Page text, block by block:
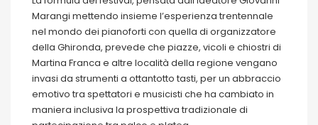
Marangi mettendo insieme l’esperienza trentennale
nel mondo dei pianoforti con quella di organizzatore
della Ghironda, prevede che piazze, vicoli e chiostri di
Martina Franca e altre località della regione vengano
invasi da strumenti a ottantotto tasti, per un abbraccio
emotivo tra spettatori e musicisti che ha cambiato in
maniera inclusiva la prospettiva tradizionale di